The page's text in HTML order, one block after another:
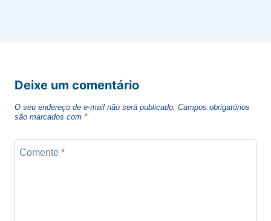
Deixe um comentário
O seu endereço de e-mail não será publicado. Campos obrigatórios
são marcados com *
Comente *